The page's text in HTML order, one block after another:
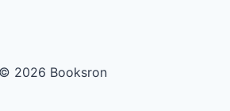
© 2026 Booksron